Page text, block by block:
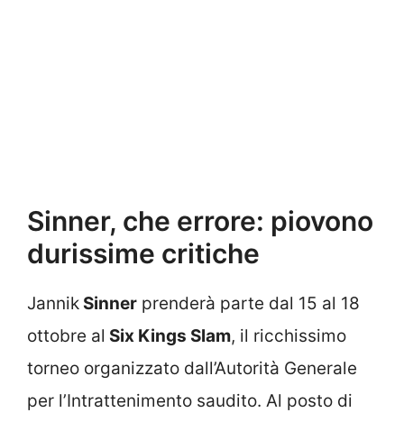
Sinner, che errore: piovono
durissime critiche
Jannik Sinner prenderà parte dal 15 al 18
ottobre al Six Kings Slam, il ricchissimo
torneo organizzato dall’Autorità Generale
per l’Intrattenimento saudito. Al posto di